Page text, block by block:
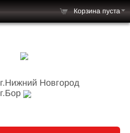
г.Нижний Новгород
г.Бор
Корзина пуста